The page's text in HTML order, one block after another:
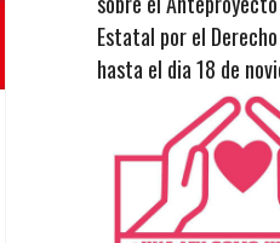
Estatal por el
hasta el dia 18 de